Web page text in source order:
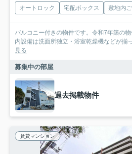
オートロック 宅配ボックス 敷地内
バルコニー付きの物件です。令和7年築の
内設備は洗面所独立・浴室乾燥機などが揃
見る
募集中の部屋
過去掲載物件
賃貸マンション